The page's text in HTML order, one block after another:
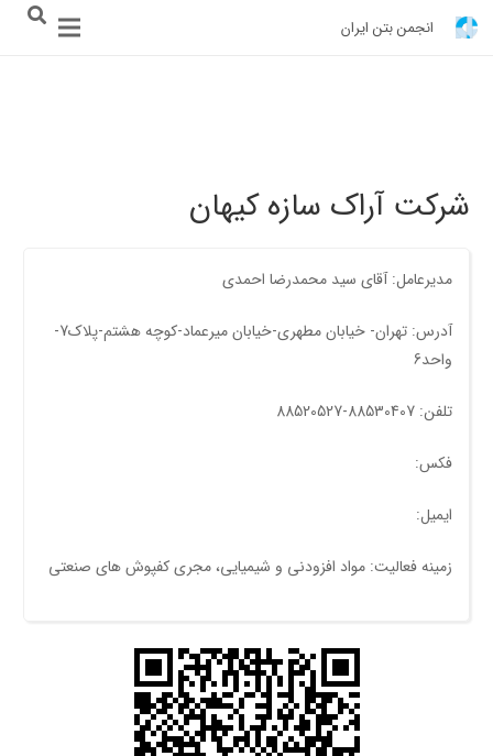
انجمن بتن ایران
شرکت آراک سازه کیهان
مدیرعامل: آقای سید محمدرضا احمدی
آدرس: تهران- خیابان مطهری-خیابان میرعماد-کوچه هشتم-پلاک7-
واحد6
تلفن: 88530407-88520527
فکس:
ایمیل:
زمینه فعالیت: مواد افزودنی و شيمیایی، مجری کفپوش های صنعتی